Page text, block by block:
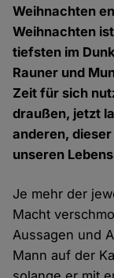
Weihnachten
Weihnachten
tiefsten im
Rauner und
Zeit für sich
draußen, jetzt
anderen,
unseren
Je mehr der
Macht
Aussagen und
Mann auf der